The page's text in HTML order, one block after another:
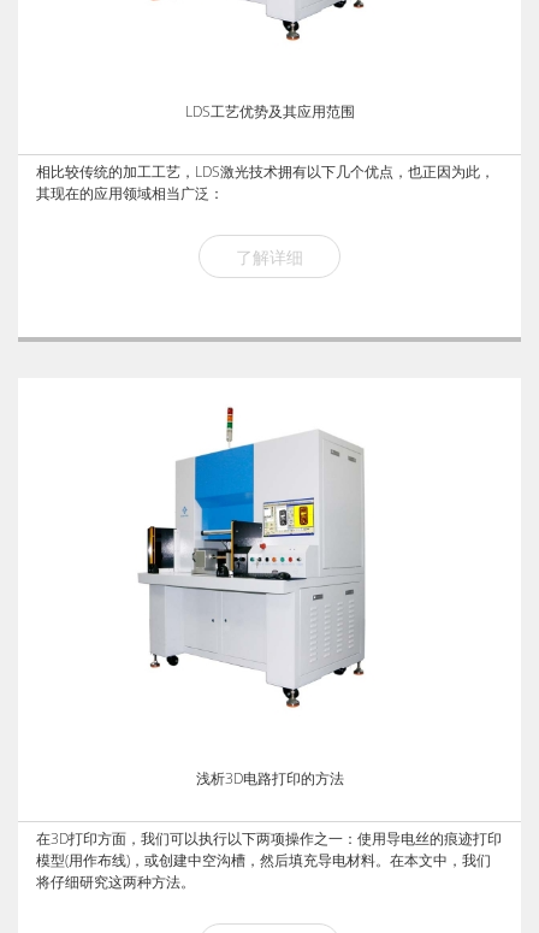
LDS工艺优势及其应用范围
相比较传统的加工工艺，LDS激光技术拥有以下几个优点，也正因为此，
其现在的应用领域相当广泛：
了解详细
浅析3D电路打印的方法
在3D打印方面，我们可以执行以下两项操作之一：使用导电丝的痕迹打印
模型(用作布线)，或创建中空沟槽，然后填充导电材料。在本文中，我们
将仔细研究这两种方法。